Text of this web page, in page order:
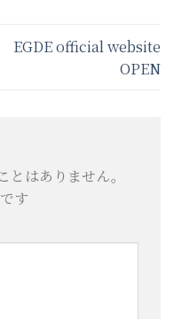
EGDE official website
OPEN
はありません。
す